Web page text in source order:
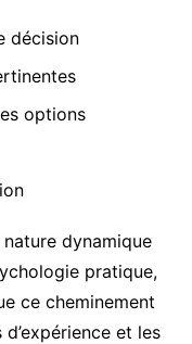
décision
options
dynamique
pratique,
ce cheminement
et les